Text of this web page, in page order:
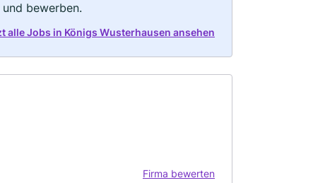
bewerben.
alle Jobs in Königs Wusterhausen ansehen
Firma bewerten